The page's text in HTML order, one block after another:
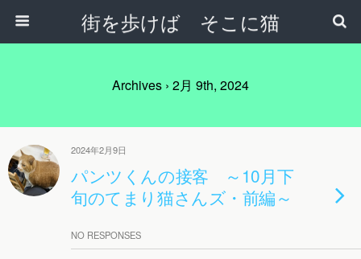
街を歩けば そこに猫
Archives › 2月 9th, 2024
2024年2月9日
パンツくんの接客 ～10月下
旬のてまり猫さんズ・前編～
NO RESPONSES